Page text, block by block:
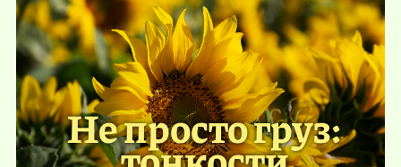
Не просто груз: